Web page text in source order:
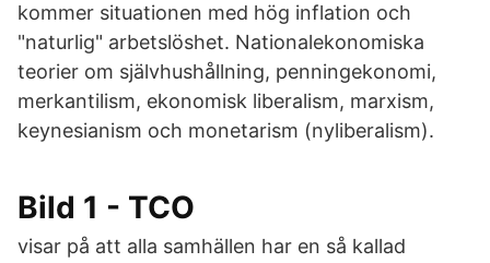
kommer situationen med hög inflation och
"naturlig" arbetslöshet. Nationalekonomiska
teorier om självhushållning, penningekonomi,
merkantilism, ekonomisk liberalism, marxism,
keynesianism och monetarism (nyliberalism).
Bild 1 - TCO
visar på att alla samhällen har en så kallad